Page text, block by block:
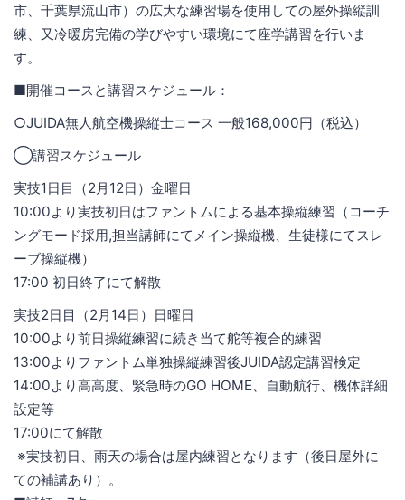
市、千葉県流山市）の広大な練習場を使用しての屋外操縦訓
練、又冷暖房完備の学びやすい環境にて座学講習を行いま
す。
■開催コースと講習スケジュール：
○JUIDA無人航空機操縦士コース 一般168,000円（税込）
◯講習スケジュール
実技1日目（2月12日）金曜日
10:00より実技初日はファントムによる基本操縦練習（コーチ
ングモード採用,担当講師にてメイン操縦機、生徒様にてスレ
ーブ操縦機）‬
‪17:00 初日終了にて解散‬
実技2日目（2月14日）日曜日
10:00より前日操縦練習に続き当て舵等複合的練習‬
‪13:00よりファントム単独操縦練習後JUIDA認定講習検定‬
‪14:00より高高度、緊急時のGO HOME、自動航行、機体詳細
設定等‬
‪17:00にて解散‬
※実技初日、雨天の場合は屋内練習となります（後日屋外に
ての補講あり）。